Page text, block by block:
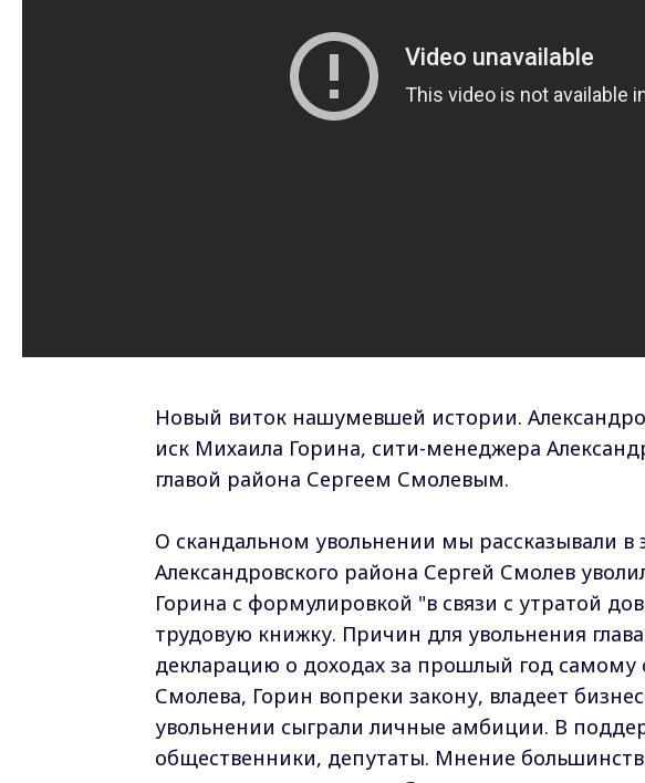
Новый виток нашумевшей истории.
иск Михаила Горина, сити-менеджера
главой района Сергеем Смолевым.
О скандальном увольнении мы рассказывали в
Александровского района Сергей Смолев
Горина с формулировкой "в связи с утратой
трудовую книжку. Причин для увольнения
декларацию о доходах за прошлый год самому
Смолева, Горин вопреки закону, владеет
увольнении сыграли личные амбиции. В
общественники, депутаты. Мнение